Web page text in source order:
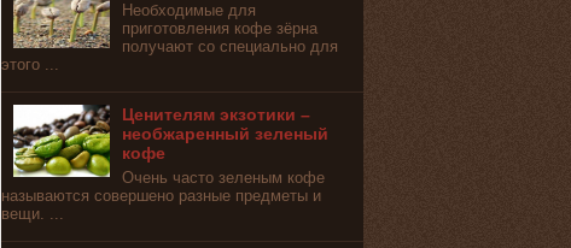
Необходимые для
приготовления кофе зёрна
получают со специально для
этого ...
Ценителям экзотики –
необжаренный зеленый
кофе
Очень часто зеленым кофе
называются совершено разные предметы и
вещи. ...